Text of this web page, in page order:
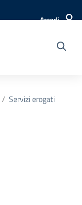
Accedi
Servizi erogati